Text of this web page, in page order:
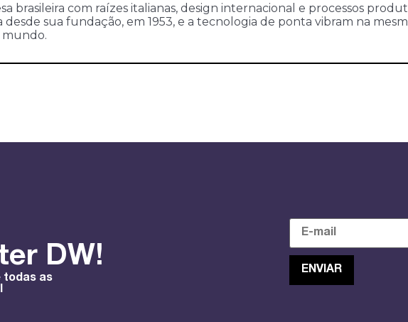
brasileira com raízes italianas, design internacional e processos
sua fundação, em 1953, e a tecnologia de ponta vibram na
DW!
todas as